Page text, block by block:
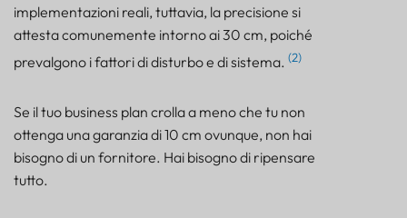
implementazioni reali, tuttavia, la precisione si
attesta comunemente intorno ai 30 cm, poiché
prevalgono i fattori di disturbo e di sistema. (2)
Se il tuo business plan crolla a meno che tu non
ottenga una garanzia di 10 cm ovunque, non hai
bisogno di un fornitore. Hai bisogno di ripensare
tutto.